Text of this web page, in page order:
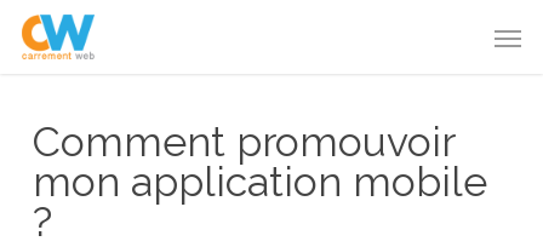
Skip
Comment promouvoir
mon application mobile
?